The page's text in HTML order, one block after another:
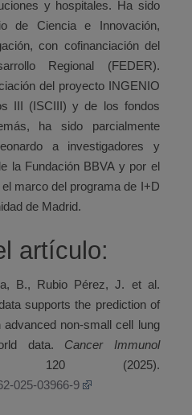
y hospitales. Ha sido
de Ciencia e Innovación,
con cofinanciación del
Regional (FEDER).
del proyecto INGENIO
III (ISCIII) y de los fondos
ha sido parcialmente
a investigadores y
la Fundación BBVA y por el
marco del programa de I+D
de Madrid.
artículo:
B., Rubio Pérez, J. et al.
supports the prediction of
non-small cell lung
data. Cancer Immunol
(2025).
025-03966-9